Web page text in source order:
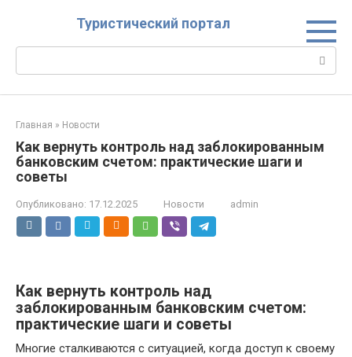
Туристический портал
Главная » Новости
Как вернуть контроль над заблокированным
банковским счетом: практические шаги и
советы
Опубликовано: 17.12.2025 Новости admin
Как вернуть контроль над
заблокированным банковским счетом:
практические шаги и советы
Многие сталкиваются с ситуацией, когда доступ к своему